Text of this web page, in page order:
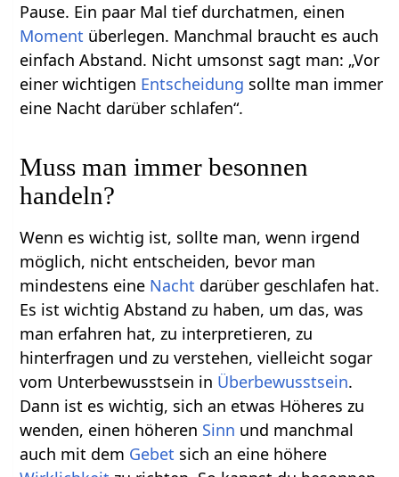
Pause. Ein paar Mal tief durchatmen, einen
Moment überlegen. Manchmal braucht es auch
einfach Abstand. Nicht umsonst sagt man: „Vor
einer wichtigen Entscheidung sollte man immer
eine Nacht darüber schlafen“.
Muss man immer besonnen
handeln?
Wenn es wichtig ist, sollte man, wenn irgend
möglich, nicht entscheiden, bevor man
mindestens eine Nacht darüber geschlafen hat.
Es ist wichtig Abstand zu haben, um das, was
man erfahren hat, zu interpretieren, zu
hinterfragen und zu verstehen, vielleicht sogar
vom Unterbewusstsein in Überbewusstsein.
Dann ist es wichtig, sich an etwas Höheres zu
wenden, einen höheren Sinn und manchmal
auch mit dem Gebet sich an eine höhere